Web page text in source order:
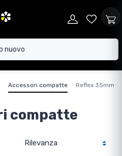
Accessori compatte Reflex 35mm
compatte